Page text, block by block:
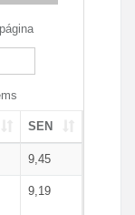
SEN
9,45
9,19